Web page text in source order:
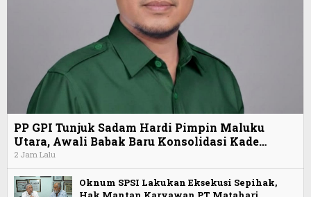
PP GPI Tunjuk Sadam Hardi Pimpin Maluku
Utara, Awali Babak Baru Konsolidasi Kade…
2 Jam Lalu
Oknum SPSI Lakukan Eksekusi Sepihak,